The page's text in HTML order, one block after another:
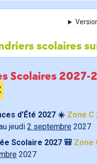
scolaires
Scolaires 2027-
d’Été 2027 ☀️ Zone C
jeudi 2 septembre 2027
Scolaire 2027 🎒 Zone
2027